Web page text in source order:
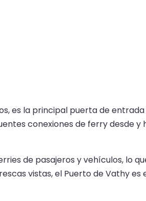
es la principal puerta de
conexiones de ferry desde y
de pasajeros y vehículos, lo
vistas, el Puerto de Vathy